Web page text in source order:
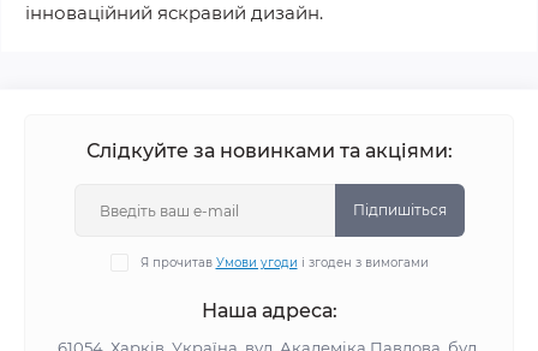
інноваційний яскравий дизайн.
Слідкуйте за новинками та акціями:
Підпишіться
Я прочитав Умови угоди і згоден з вимогами
Наша адреса: